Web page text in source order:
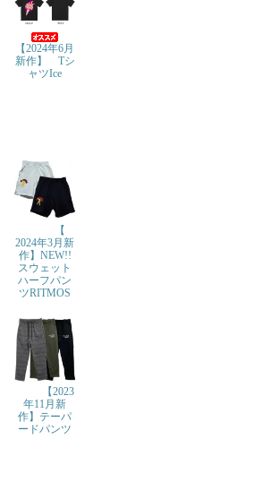
【2024年6月
新作】 Tシ
ャツIce
【
2024年3月新
作】NEW!!
スウェット
ハーフパン
ツRITMOS
【2023
年11月新
作】テーパ
ードパンツ